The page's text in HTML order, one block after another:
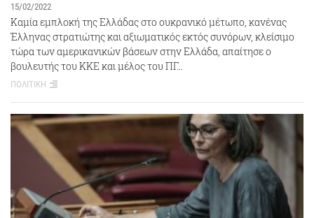
15/02/2022
Καμία εμπλοκή της Ελλάδας στο ουκρανικό μέτωπο, κανένας
Έλληνας στρατιώτης και αξιωματικός εκτός συνόρων, κλείσιμο
τώρα των αμερικανικών βάσεων στην Ελλάδα, απαίτησε ο
βουλευτής του ΚΚΕ και μέλος του ΠΓ…
ΠΟΛΙΤΙΚΗ